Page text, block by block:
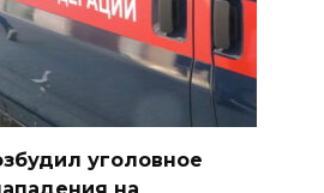
уголовное
на